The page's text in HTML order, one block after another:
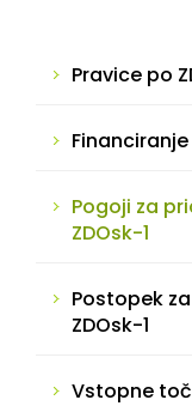
Pravice po
Pogoji za
ZDOsk-1
Postopek
ZDOsk-1
Vstopne